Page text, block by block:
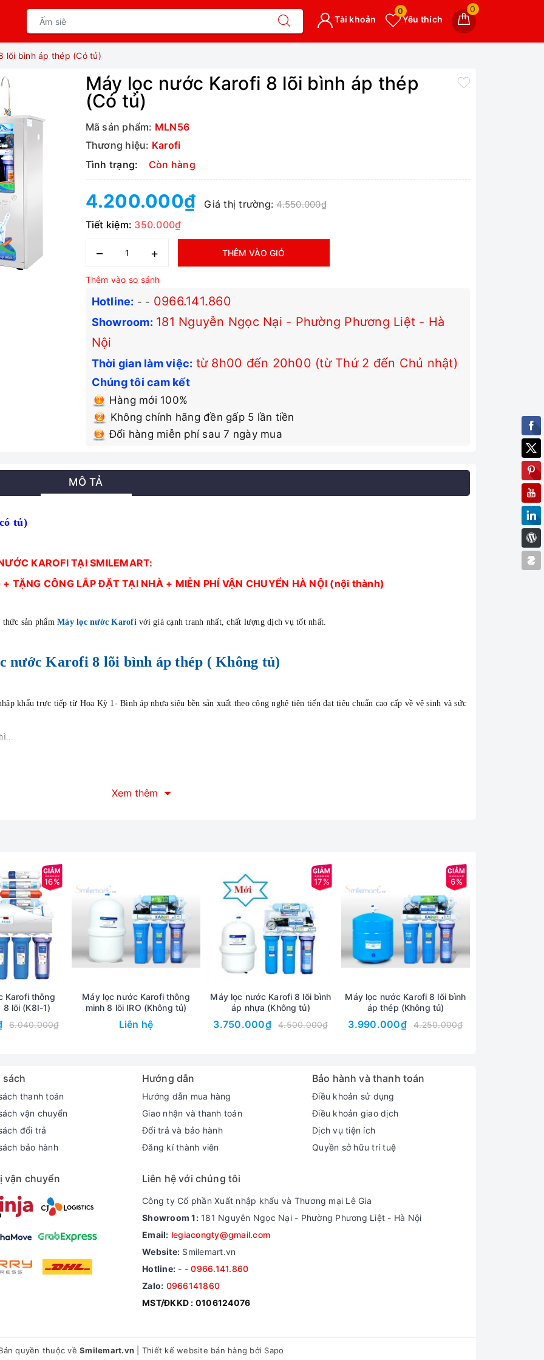
0
Yêu thích
0
Tài khoản
lõi bình áp thép (Có tủ)
Máy lọc nước Karofi 8 lõi bình áp thép
(Có tủ)
Mã sản phẩm: MLN56
Thương hiệu: Karofi
Tình trạng:
Còn hàng
4.200.000₫ Giá thị trường:4.550.000₫
Tiết kiệm: 350.000₫
– + THÊM VÀO GIỎ
Thêm vào so sánh
Hotline: - - 0966.141.860
Showroom: 181 Nguyễn Ngọc Nại - Phường Phương Liệt - Hà
Nội
Thời gian làm việc: từ 8h00 đến 20h00 (từ Thứ 2 đến Chủ nhật)
Chúng tôi cam kết
Hàng mới 100%
Không chính hãng đền gấp 5 lần tiền
Đổi hàng miễn phí sau 7 ngày mua
MÔ TẢ
tủ)
KAROFI TẠI SMILEMART:
TẶNG CÔNG LẮP ĐẶT TẠI NHÀ + MIỄN PHÍ VẬN CHUYỂN HÀ NỘI (nội thành)
sản phẩm Máy lọc nước Karofi với giá cạnh tranh nhất, chất lượng dịch vụ tốt nhất.
nước Karofi 8 lõi bình áp thép ( Không tủ)
khẩu trực tiếp từ Hoa Kỳ 1- Bình áp nhựa siêu bền sản xuất theo công nghệ tiên tiến đạt tiêu chuẩn cao cấp về vệ sinh và sức
nước máy,nước nhiễm đá vôi cao.
sau đó được nén chặt lại
Lõi lọc Cation)
than gáo dừa được hoạt hóa. Than hoạt tính có tính cấu trúc xốp rỗng, các vết rỗng – nứt vi mạch đều có tính hấp thụ rất
cơ hòa tan. Than hoạt tính còn chứng tỏ được hiệu quả trong xử lý chất phóng xạ, asen và amoni.
Xem thêm
16%
Karofi thông
8 lõi (K8I-1)
6.040.000₫
Máy lọc nước Karofi thông
minh 8 lõi IRO (Không tủ)
Liên hệ
17%
Máy lọc nước Karofi 8 lõi bình
áp nhựa (Không tủ)
3.750.000₫ 4.500.000₫
6%
Máy lọc nước Karofi 8 lõi bình
áp thép (Không tủ)
3.990.000₫ 4.250.000₫
sách
thanh toán
vận chuyển
đổi trả
bảo hành
Hướng dẫn
Hướng dẫn mua hàng
Giao nhận và thanh toán
Đổi trả và bảo hành
Đăng kí thành viên
Bảo hành và thanh toán
Điều khoản sử dụng
Điều khoản giao dịch
Dịch vụ tiện ích
Quyền sở hữu trí tuệ
vận chuyển Liên hệ với chúng tôi
Công ty Cổ phần Xuất nhập khẩu và Thương mại Lê Gia
Showroom 1:181 Nguyễn Ngọc Nại - Phường Phương Liệt - Hà Nội
Email: legiacongty@gmail.com
Website: Smilemart.vn
Hotline: - -0966.141.860
Zalo: 0966141860
MST/ĐKKD : 0106124076
quyền thuộc về Smilemart.vn Thiết kế website bán hàng bởi Sapo